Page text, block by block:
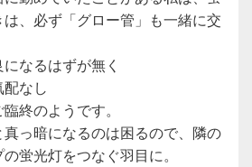
、必ず「グロー管」も一緒に交
なるはずが無く
なし
終のようです。
っ暗になるのは困るので、隣の
蛍光灯をつなぐ羽目に。